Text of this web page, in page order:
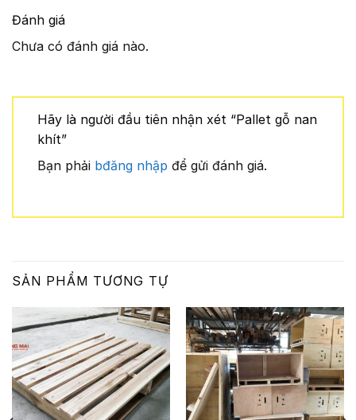
Đánh giá
Chưa có đánh giá nào.
Hãy là người đầu tiên nhận xét “Pallet gỗ nan
khít”
Bạn phải bđăng nhập để gửi đánh giá.
SẢN PHẨM TƯƠNG TỰ